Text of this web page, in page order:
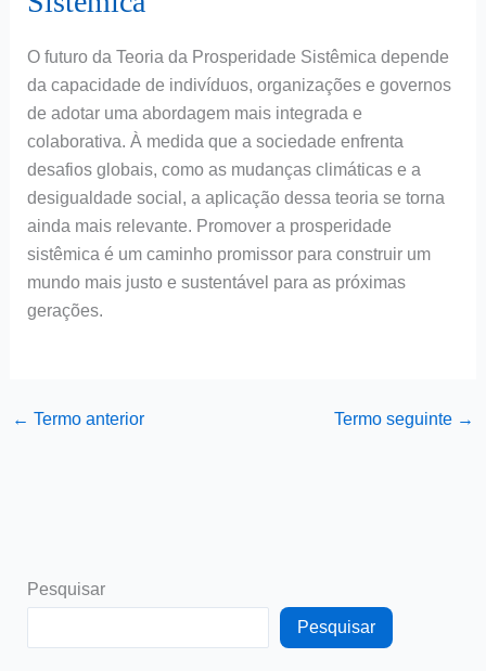
O futuro da Teoria da Prosperidade Sistêmica depende
da capacidade de indivíduos, organizações e governos
de adotar uma abordagem mais integrada e
colaborativa. À medida que a sociedade enfrenta
desafios globais, como as mudanças climáticas e a
desigualdade social, a aplicação dessa teoria se torna
ainda mais relevante. Promover a prosperidade
sistêmica é um caminho promissor para construir um
mundo mais justo e sustentável para as próximas
gerações.
← Termo anterior Termo seguinte →
Pesquisar
Pesquisar